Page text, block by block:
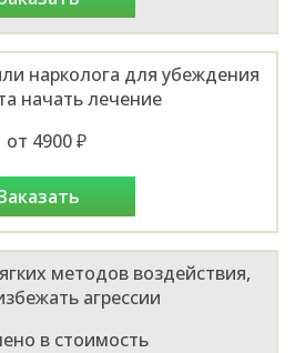
нарколога для убеждения
начать лечение
от 4900 ₽
заказать
методов воздействия,
агрессии
в стоимость